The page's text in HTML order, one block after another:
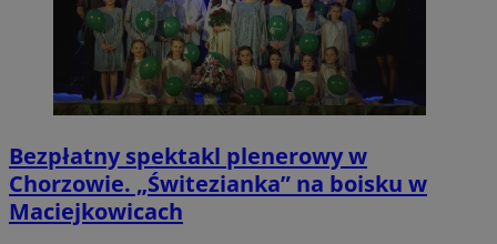
Bezpłatny spektakl plenerowy w
Chorzowie. „Świtezianka” na boisku w
Maciejkowicach